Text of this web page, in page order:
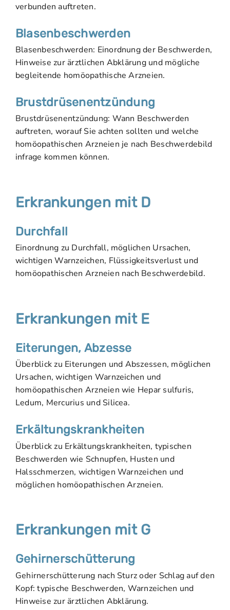
verbunden auftreten.
Blasenbeschwerden
Blasenbeschwerden: Einordnung der Beschwerden,
Hinweise zur ärztlichen Abklärung und mögliche
begleitende homöopathische Arzneien.
Brustdrüsenentzündung
Brustdrüsenentzündung: Wann Beschwerden
auftreten, worauf Sie achten sollten und welche
homöopathischen Arzneien je nach Beschwerdebild
infrage kommen können.
Erkrankungen mit D
Durchfall
Einordnung zu Durchfall, möglichen Ursachen,
wichtigen Warnzeichen, Flüssigkeitsverlust und
homöopathischen Arzneien nach Beschwerdebild.
Erkrankungen mit E
Eiterungen, Abzesse
Überblick zu Eiterungen und Abszessen, möglichen
Ursachen, wichtigen Warnzeichen und
homöopathischen Arzneien wie Hepar sulfuris,
Ledum, Mercurius und Silicea.
Erkältungskrankheiten
Überblick zu Erkältungskrankheiten, typischen
Beschwerden wie Schnupfen, Husten und
Halsschmerzen, wichtigen Warnzeichen und
möglichen homöopathischen Arzneien.
Erkrankungen mit G
Gehirnerschütterung
Gehirnerschütterung nach Sturz oder Schlag auf den
Kopf: typische Beschwerden, Warnzeichen und
Hinweise zur ärztlichen Abklärung.